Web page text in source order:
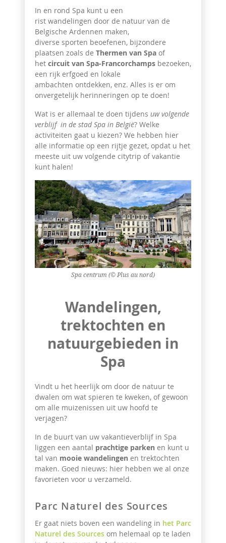
In en rond Spa kunt u een
rist wandelingen door de natuur van de
Belgische Ardennen maken,
diverse sporten beoefenen, bijzondere
plaatsen zoals de Thermen van Spa of
het circuit van Spa-Francorchamps bezoeken,
een rijk erfgoed en lokale
ambachten ontdekken, enz. Alles is er om
onvergetelijk herinneringen op te doen!
Wat is er allemaal te doen tijdens uw volgende
verblijf in de stad Spa in België? Welke
activiteiten gaat u kiezen? We hebben hier
alle informatie op een rijtje gezet, opdat u het
meeste uit uw volgende citytrip of vakantie
kunt halen!
Spa centrum (© Plus au nord)
Wandelingen,
trektochten en
natuurgebieden in
Spa
Vindt u het heerlijk om door de natuur te
dwalen om wat spieren te kweken, of gewoon
om alle muizenissen uit uw hoofd te
verjagen?
In de buurt van uw vakantieverblijf in Spa
liggen een aantal prachtige parken en kunt u
tal van mooie wandelingen en trektochten
maken. Goed nieuws: hier hebben we al onze
favorieten voor u verzameld.
Parc Naturel des Sources
Er gaat niets boven een wandeling in het Parc
Naturel des Sources om helemaal op te laden